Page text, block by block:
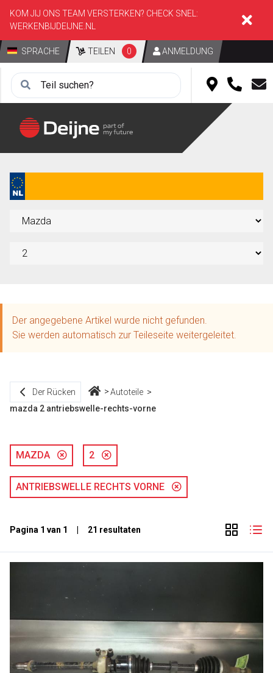
KOM JIJ ONS TEAM VERSTERKEN? CHECK SNEL:
WERKENBIJDEIJNE.NL
SPRACHE TEILEN 0 ANMELDUNG
Der angegebene Artikel wurde nicht gefunden.
Sie werden automatisch zur Teileseite weitergeleitet.
Der Rücken
Autoteile
mazda 2 antriebswelle-rechts-vorne
MAZDA 2
ANTRIEBSWELLE RECHTS VORNE
Pagina 1 van 1 | 21 resultaten